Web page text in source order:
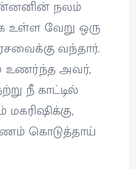
நலம்
உள்ள வேறு ஒரு
வந்தார்.
உணர்ந்த அவர்,
நீ காட்டில்
மகரிஷிக்கு,
கொடுத்தாய்